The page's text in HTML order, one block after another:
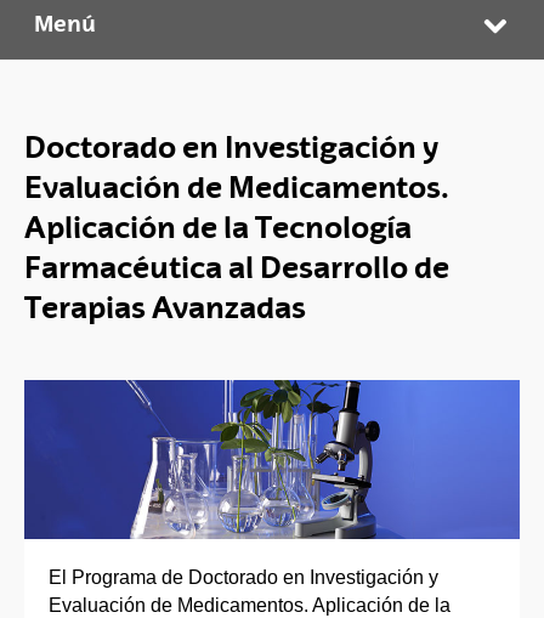
Doctorado en Investigación y Evaluación de Medicamentos. Aplicación de la Tecnología Farmacéutica al Desarrollo de Terapias Avanzadas
Menú
Doctorado en Investigación y
Evaluación de Medicamentos.
Aplicación de la Tecnología
Farmacéutica al Desarrollo de
Terapias Avanzadas
El Programa de Doctorado en Investigación y
Evaluación de Medicamentos. Aplicación de la